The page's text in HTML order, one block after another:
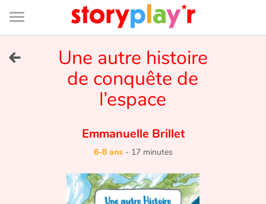
Connexion
Bibliothèque
de
page
Je me connecte
Une autre histoire
de conquête de
l’espace
Emmanuelle Brillet
6-8 ans- 17 minutes